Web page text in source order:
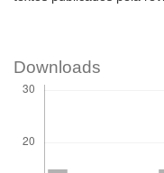
Downloads